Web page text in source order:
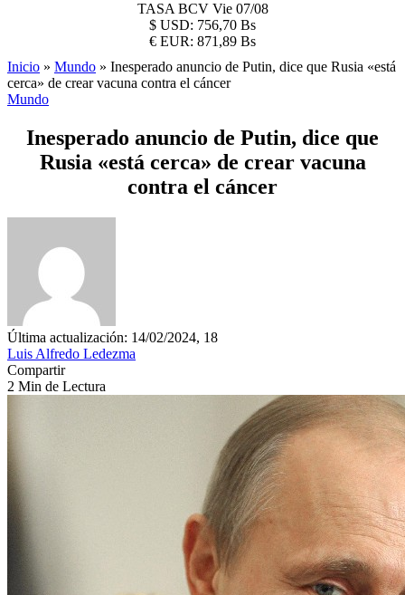
TASA BCV Vie 07/08
$ USD: 756,70 Bs
€ EUR: 871,89 Bs
Inicio » Mundo » Inesperado anuncio de Putin, dice que Rusia «está
cerca» de crear vacuna contra el cáncer
Mundo
Inesperado anuncio de Putin, dice que
Rusia «está cerca» de crear vacuna
contra el cáncer
Última actualización: 14/02/2024, 18
Luis Alfredo Ledezma
Compartir
2 Min de Lectura